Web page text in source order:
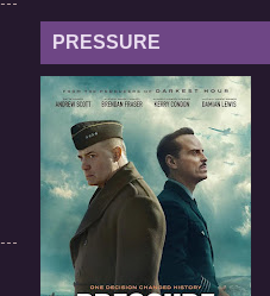
PRESSURE